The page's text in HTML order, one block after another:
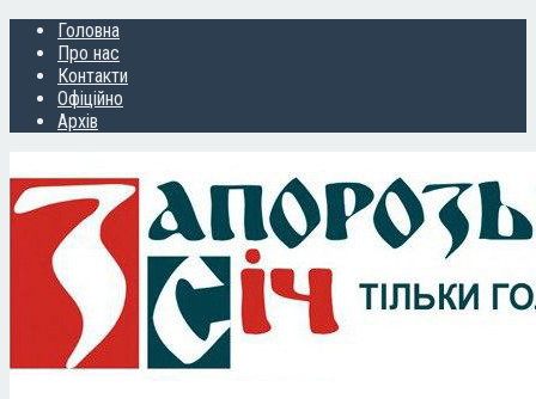
Головна
Про нас
Контакти
Офіційно
Архів